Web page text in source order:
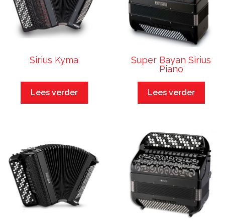
Sirius Kyma
Lees verder
Super Bayan Sirius
Piano
Lees verder